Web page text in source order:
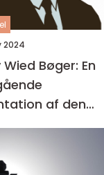
2024
Bøger: En
af den
forfatters
deres
udvikling